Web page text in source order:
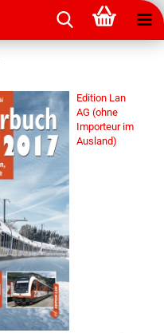
Edition Lan
AG (ohne
Importeur im
Ausland)